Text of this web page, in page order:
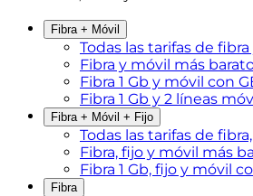
Fibra + Móvil
Todas las tarifas de
Fibra y móvil más
Fibra 1 Gb y móvil con
Fibra 1 Gb y 2 líneas
Fibra + Móvil + Fijo
Todas las tarifas de
Fibra, fijo y móvil más
Fibra 1 Gb, fijo y móvil
Fibra